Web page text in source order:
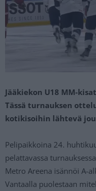
Jääkiekon U18 MM-
Tässä turnauksen
kotikisoihin lähtevä
Pelipaikkoina 24.
pelattavassa
Metro Areena isännöi A-
Vantaalla puolestaan